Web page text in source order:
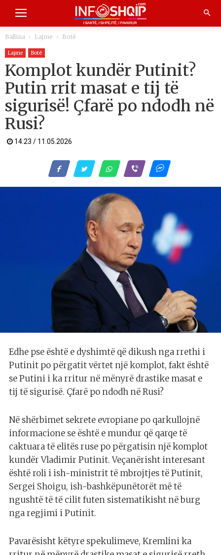
Ballina Lajme Botë
Lajme Botë
Komplot kundër Putinit?
Putin rrit masat e tij të
sigurisë! Çfarë po ndodh në
Rusi?
14:23 / 11.05.2026
Edhe pse është e dyshimtë që dikush nga rrethi i
Putinit po përgatit vërtet një komplot, fakt është
se Putini i ka rritur në mënyrë drastike masat e
tij të sigurisë. Çfarë po ndodh në Rusi?
Në shërbimet sekrete evropiane po qarkullojnë
informacione se është e mundur që qarqe të
caktuara të elitës ruse po përgatisin një komplot
kundër Vladimir Putinit. Veçanërisht interesant
është roli i ish-ministrit të mbrojtjes të Putinit,
Sergei Shoigu, ish-bashkëpunëtorët më të
ngushtë të të cilit futen sistematikisht në burg
nga regjimi i Putinit.
Pavarësisht këtyre spekulimeve, Kremlini ka